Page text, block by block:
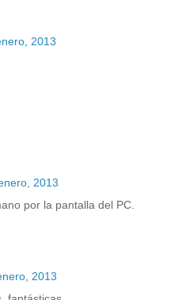
2013
2013
por la pantalla del PC.
2013